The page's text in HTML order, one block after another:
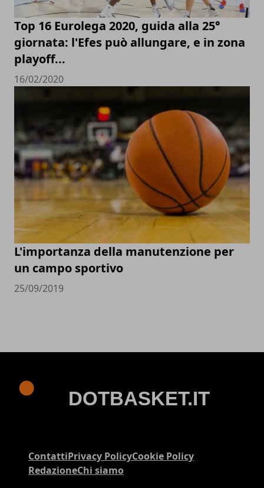
Top 16 Eurolega 2020, guida alla 25°
giornata: l'Efes può allungare, e in zona
playoff...
16/02/2020
L'importanza della manutenzione per
un campo sportivo
25/09/2019
ContattiPrivacy PolicyCookie Policy
RedazioneChi siamo